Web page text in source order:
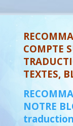
COMPTE
TEXTES,
NOTRE